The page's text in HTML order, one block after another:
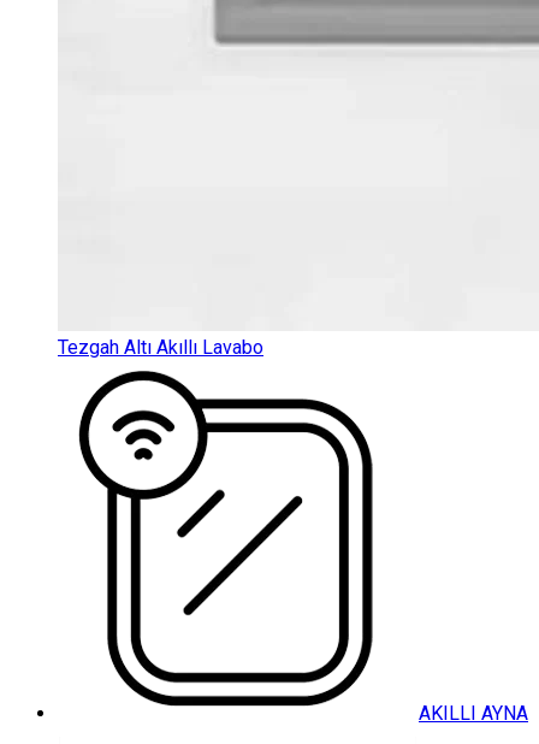
Tezgah Altı Akıllı Lavabo
AKILLI AYNA